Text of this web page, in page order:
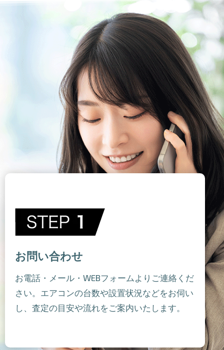
お問い合わせ
お電話・メール・WEBフォームよりご連絡くだ
さい。エアコンの台数や設置状況などをお伺い
し、査定の目安や流れをご案内いたします。